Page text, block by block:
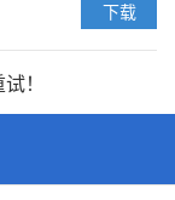
下载
！